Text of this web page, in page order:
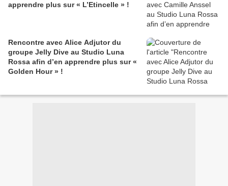
apprendre plus sur « L’Etincelle » !
Rencontre avec Alice Adjutor du
groupe Jelly Dive au Studio Luna
Rossa afin d’en apprendre plus sur «
Golden Hour » !